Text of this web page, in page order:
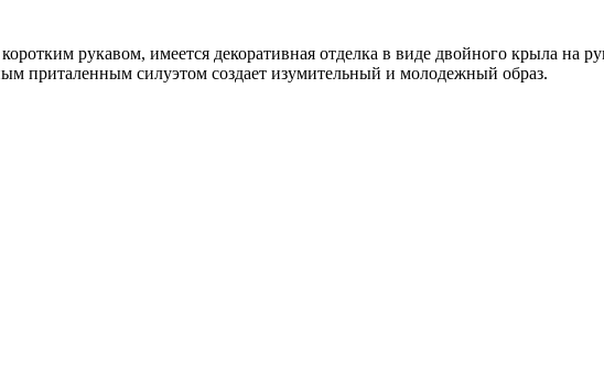
рукавом, имеется декоративная отделка в виде двойного крыла на
приталенным силуэтом создает изумительный и молодежный образ.